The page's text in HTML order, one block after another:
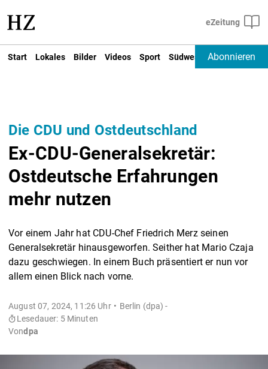
Start Lokales Bilder Videos Sport Südwest Deutschland
Abonnieren
Die CDU und Ostdeutschland
Ex-CDU-Generalsekretär:
Ostdeutsche Erfahrungen
mehr nutzen
Vor einem Jahr hat CDU-Chef Friedrich Merz seinen
Generalsekretär hinausgeworfen. Seither hat Mario Czaja
dazu geschwiegen. In einem Buch präsentiert er nun vor
allem einen Blick nach vorne.
August 07, 2024, 11:26 Uhr
Berlin (dpa) -
Lesedauer: 5 Minuten
Vondpa